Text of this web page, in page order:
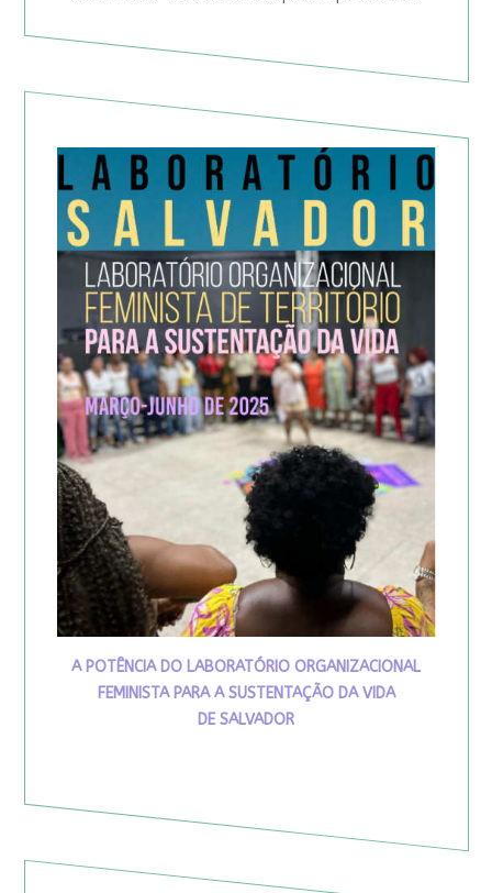
A POTÊNCIA DO LABORATÓRIO ORGANIZACIONAL
FEMINISTA PARA A SUSTENTAÇÃO DA VIDA
DE SALVADOR